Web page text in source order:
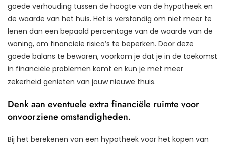
goede verhouding tussen de hoogte van de hypotheek en
de waarde van het huis. Het is verstandig om niet meer te
lenen dan een bepaald percentage van de waarde van de
woning, om financiële risico’s te beperken. Door deze
goede balans te bewaren, voorkom je dat je in de toekomst
in financiële problemen komt en kun je met meer
zekerheid genieten van jouw nieuwe thuis.
Denk aan eventuele extra financiële ruimte voor
onvoorziene omstandigheden.
Bij het berekenen van een hypotheek voor het kopen van